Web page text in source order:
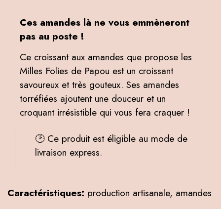
Ces amandes là ne vous emmèneront
pas au poste !
Ce croissant aux amandes que propose les
Milles Folies de Papou est un croissant
savoureux et très gouteux. Ses amandes
torréfiées ajoutent une douceur et un
croquant irrésistible qui vous fera craquer !
🕑 Ce produit est éligible au mode de
livraison express.
Caractéristiques: production artisanale, amandes